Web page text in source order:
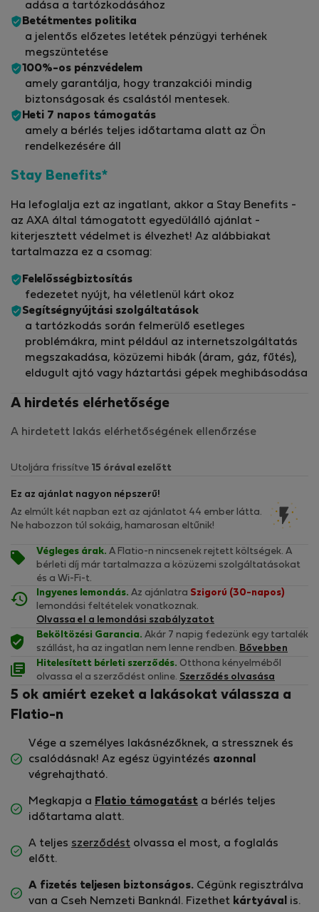
adása a tartózkodásához
Betétmentes politika
a jelentős előzetes letétek pénzügyi terhének
megszüntetése
100%-os pénzvédelem
amely garantálja, hogy tranzakciói mindig
biztonságosak és csalástól mentesek.
Heti 7 napos támogatás
amely a bérlés teljes időtartama alatt az Ön
rendelkezésére áll
Stay Benefits*
Ha lefoglalja ezt az ingatlant, akkor a Stay Benefits -
az AXA által támogatott egyedülálló ajánlat -
kiterjesztett védelmet is élvezhet! Az alábbiakat
tartalmazza ez a csomag:
Felelősségbiztosítás
fedezetet nyújt, ha véletlenül kárt okoz
Segítségnyújtási szolgáltatások
a tartózkodás során felmerülő esetleges
problémákra, mint például az internetszolgáltatás
megszakadása, közüzemi hibák (áram, gáz, fűtés),
eldugult ajtó vagy háztartási gépek meghibásodása
A hirdetés elérhetősége
A hirdetett lakás elérhetőségének ellenőrzése
Utoljára frissítve 15 órával ezelőtt
Ez az ajánlat nagyon népszerű!
Az elmúlt két napban ezt az ajánlatot 44 ember látta.
Ne habozzon túl sokáig, hamarosan eltűnik!
Végleges árak. A Flatio-n nincsenek rejtett költségek. A
bérleti díj már tartalmazza a közüzemi szolgáltatásokat
és a Wi-Fi-t.
Ingyenes lemondás. Az ajánlatra Szigorú (30-napos)
lemondási feltételek vonatkoznak.
Olvassa el a lemondási szabályzatot
Beköltözési Garancia. Akár 7 napig fedezünk egy tartalék
szállást, ha az ingatlan nem lenne rendben. Bővebben
Hitelesített bérleti szerződés. Otthona kényelméből
olvassa el a szerződést online. Szerződés olvasása
5 ok amiért ezeket a lakásokat válassza a
Flatio-n
Vége a személyes lakásnézőknek, a stressznek és
csalódásnak! Az egész ügyintézés azonnal
végrehajtható.
Megkapja a Flatio támogatást a bérlés teljes
időtartama alatt.
A teljes szerződést olvassa el most, a foglalás
előtt.
A fizetés teljesen biztonságos. Cégünk regisztrálva
van a Cseh Nemzeti Banknál. Fizethet kártyával is.